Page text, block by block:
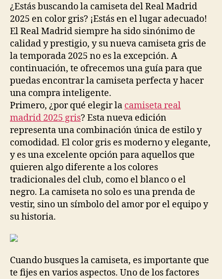
¿Estás buscando la camiseta del Real Madrid
2025 en color gris? ¡Estás en el lugar adecuado!
El Real Madrid siempre ha sido sinónimo de
calidad y prestigio, y su nueva camiseta gris de
la temporada 2025 no es la excepción. A
continuación, te ofrecemos una guía para que
puedas encontrar la camiseta perfecta y hacer
una compra inteligente.
Primero, ¿por qué elegir la camiseta real
madrid 2025 gris? Esta nueva edición
representa una combinación única de estilo y
comodidad. El color gris es moderno y elegante,
y es una excelente opción para aquellos que
quieren algo diferente a los colores
tradicionales del club, como el blanco o el
negro. La camiseta no solo es una prenda de
vestir, sino un símbolo del amor por el equipo y
su historia.
Cuando busques la camiseta, es importante que
te fijes en varios aspectos. Uno de los factores